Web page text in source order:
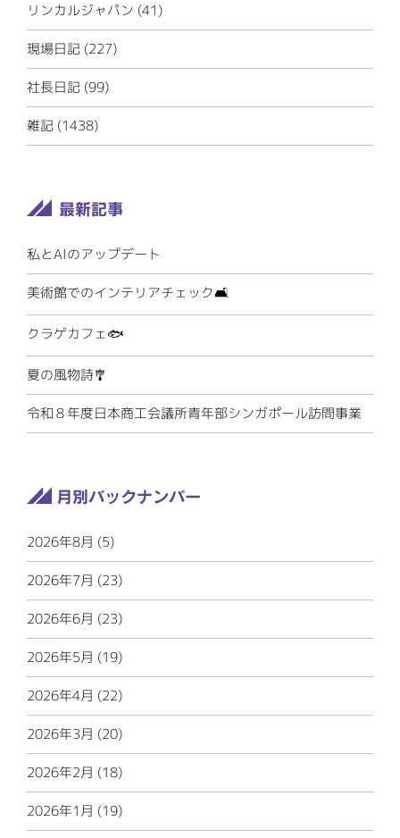
リンカルジャパン (41)
現場日記 (227)
社長日記 (99)
雑記 (1438)
私とAIのアップデート
美術館でのインテリアチェック🛋️
クラゲカフェ🐟
夏の風物詩🎐
令和８年度日本商工会議所青年部シンガポール訪問事業
2026年8月 (5)
2026年7月 (23)
2026年6月 (23)
2026年5月 (19)
2026年4月 (22)
2026年3月 (20)
2026年2月 (18)
2026年1月 (19)